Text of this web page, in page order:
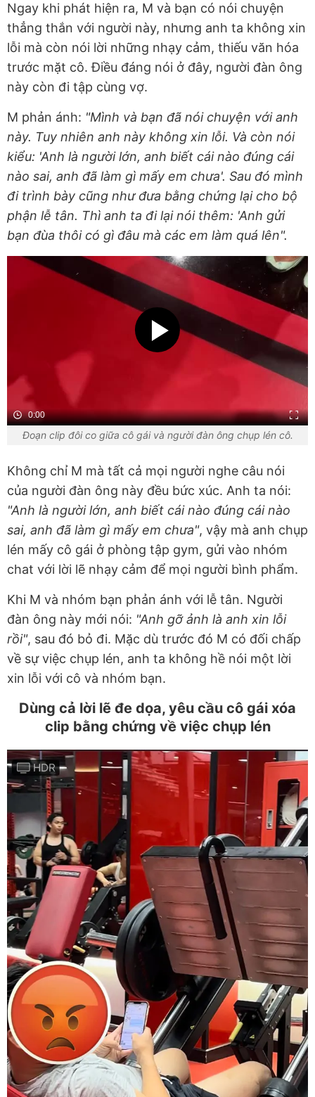
Ngay khi phát hiện ra, M và bạn có nói chuyện
thẳng thắn với người này, nhưng anh ta không xin
lỗi mà còn nói lời những nhạy cảm, thiếu văn hóa
trước mặt cô. Điều đáng nói ở đây, người đàn ông
này còn đi tập cùng vợ.
M phản ánh: "Mình và bạn đã nói chuyện với anh
này. Tuy nhiên anh này không xin lỗi. Và còn nói
kiểu: 'Anh là người lớn, anh biết cái nào đúng cái
nào sai, anh đã làm gì mấy em chưa'. Sau đó mình
đi trình bày cũng như đưa bằng chứng lại cho bộ
phận lễ tân. Thì anh ta đi lại nói thêm: 'Anh gửi
bạn đùa thôi có gì đâu mà các em làm quá lên".
0:00
Đoạn clip đôi co giữa cô gái và người đàn ông chụp lén cô.
Không chỉ M mà tất cả mọi người nghe câu nói
của người đàn ông này đều bức xúc. Anh ta nói:
"Anh là người lớn, anh biết cái nào đúng cái nào
sai, anh đã làm gì mấy em chưa", vậy mà anh chụp
lén mấy cô gái ở phòng tập gym, gửi vào nhóm
chat với lời lẽ nhạy cảm để mọi người bình phẩm.
Khi M và nhóm bạn phản ánh với lễ tân. Người
đàn ông này mới nói: "Anh gỡ ảnh là anh xin lỗi
rồi", sau đó bỏ đi. Mặc dù trước đó M có đối chấp
về sự việc chụp lén, anh ta không hề nói một lời
xin lỗi với cô và nhóm bạn.
Dùng cả lời lẽ đe dọa, yêu cầu cô gái xóa
clip bằng chứng về việc chụp lén